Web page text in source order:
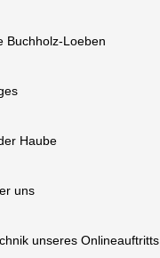
Buchholz-Loeben
Haube
uns
unseres Onlineauftritts